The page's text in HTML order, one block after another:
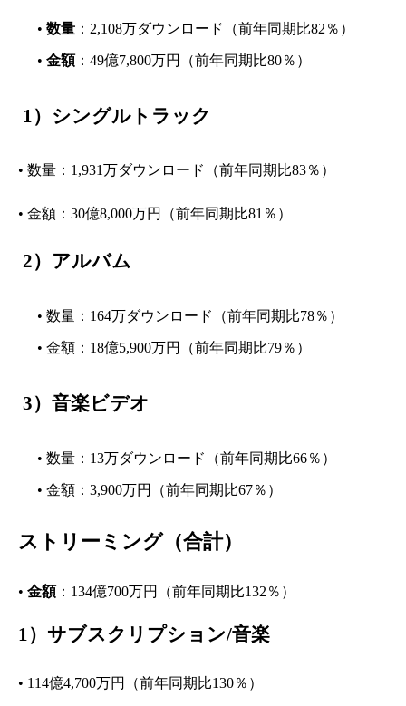
• 数量：2,108万ダウンロード（前年同期比82％）
• 金額：49億7,800万円（前年同期比80％）
1） シングルトラック
• 数量：1,931万ダウンロード（前年同期比83％）
• 金額：30億8,000万円（前年同期比81％）
2） アルバム
• 数量：164万ダウンロード（前年同期比78％）
• 金額：18億5,900万円（前年同期比79％）
3） 音楽ビデオ
• 数量：13万ダウンロード（前年同期比66％）
• 金額：3,900万円（前年同期比67％）
ストリーミング（合計）
• 金額：134億700万円（前年同期比132％）
1） サブスクリプション/音楽
• 114億4,700万円（前年同期比130％）